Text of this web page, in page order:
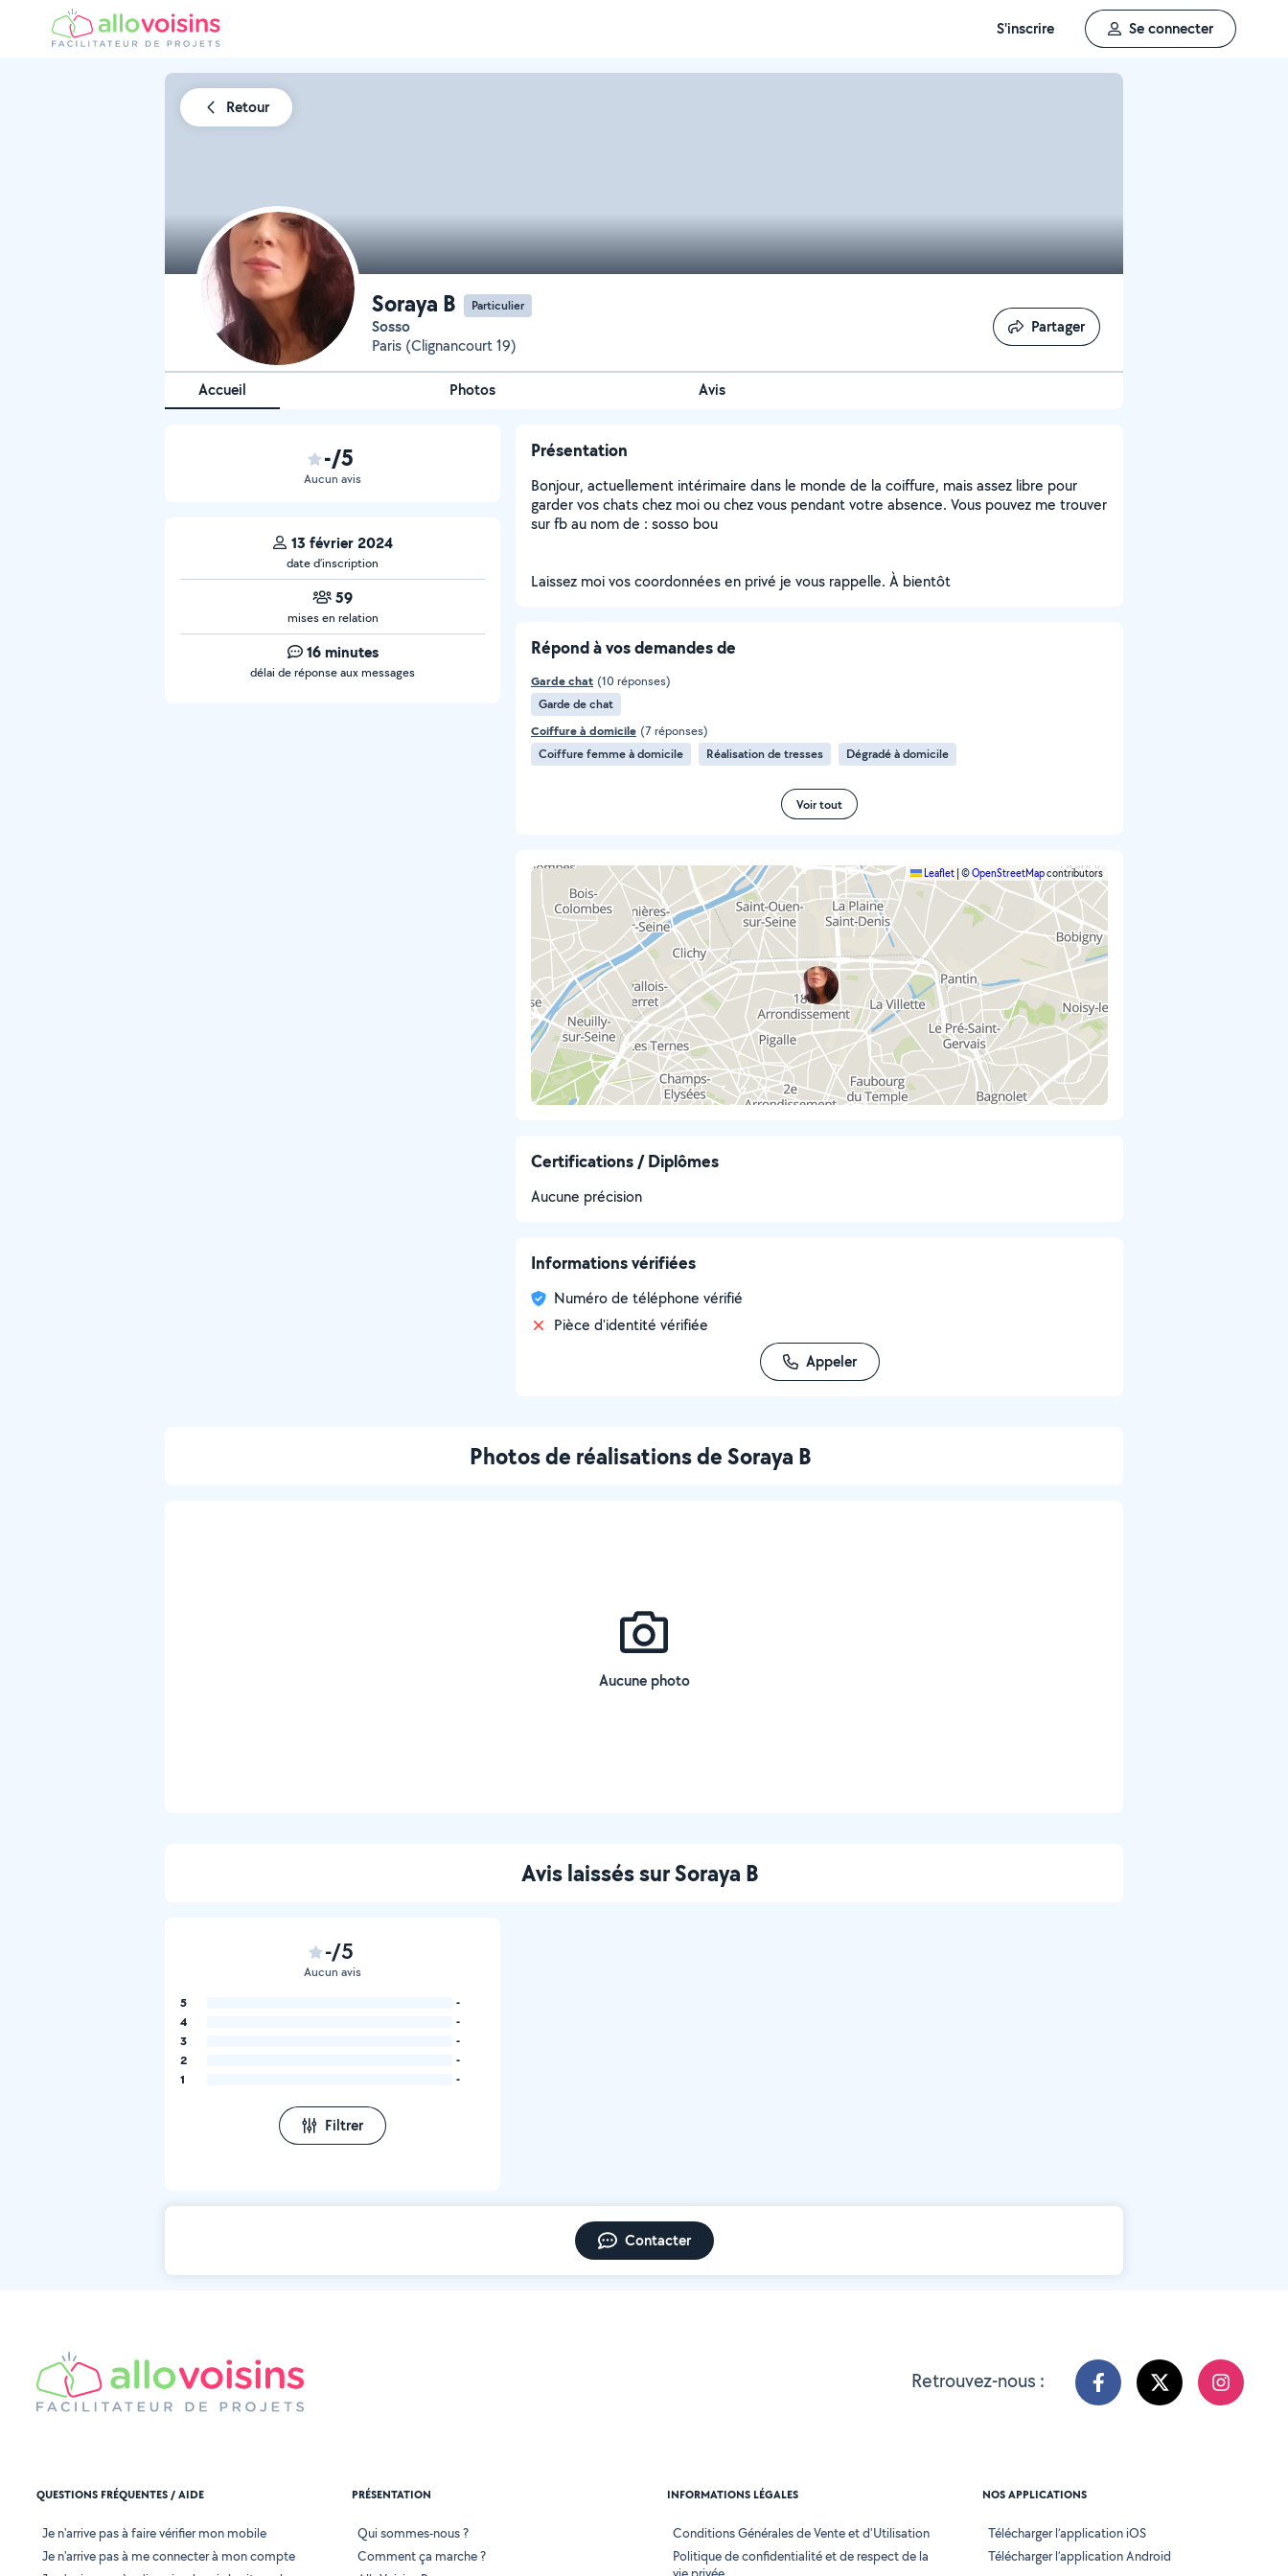
S'inscrire Se connecter
Retour
Soraya B Particulier
Sosso
Paris (Clignancourt 19)
Partager
Partager
Accueil Photos Avis
-/5
Aucun avis
13 février 2024
date d’inscription
59
mises en relation
16 minutes
délai de réponse aux messages
Présentation
Bonjour, actuellement intérimaire dans le monde de la coiffure, mais assez libre pour
garder vos chats chez moi ou chez vous pendant votre absence. Vous pouvez me trouver
sur fb au nom de : sosso bou
Laissez moi vos coordonnées en privé je vous rappelle. À bientôt
Répond à vos demandes de
Garde chat (10 réponses)
Garde de chat
Coiffure à domicile (7 réponses)
Coiffure femme à domicile
Réalisation de tresses Dégradé à domicile
Voir tout
Leaflet ©OpenStreetMapcontributors
Certifications / Diplômes
Aucune précision
Informations vérifiées
Numéro de téléphone vérifié
Pièce d'identité vérifiée
Appeler
Photos de réalisations de Soraya B
Aucune photo
Avis laissés sur Soraya B
-/5
Aucun avis
5
-
4
-
3
-
2
-
1
-
Filtrer
Contacter
Retrouvez-nous :
QUESTIONS FRÉQUENTES / AIDE
Je n'arrive pas à faire vérifier mon mobile
Je n'arrive pas à me connecter à mon compte
PRÉSENTATION
Qui sommes-nous ?
Comment ça marche ?
INFORMATIONS LÉGALES
Conditions Générales de Vente et d'Utilisation
Politique de confidentialité et de respect de la
NOS APPLICATIONS
Télécharger l’application iOS
Télécharger l’application Android